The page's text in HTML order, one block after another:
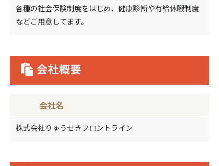
各種の社会保険制度をはじめ、健康診断や有給休暇制度
などご用意してます。
会社概要
会社名
株式会社りゅうせきフロントライン